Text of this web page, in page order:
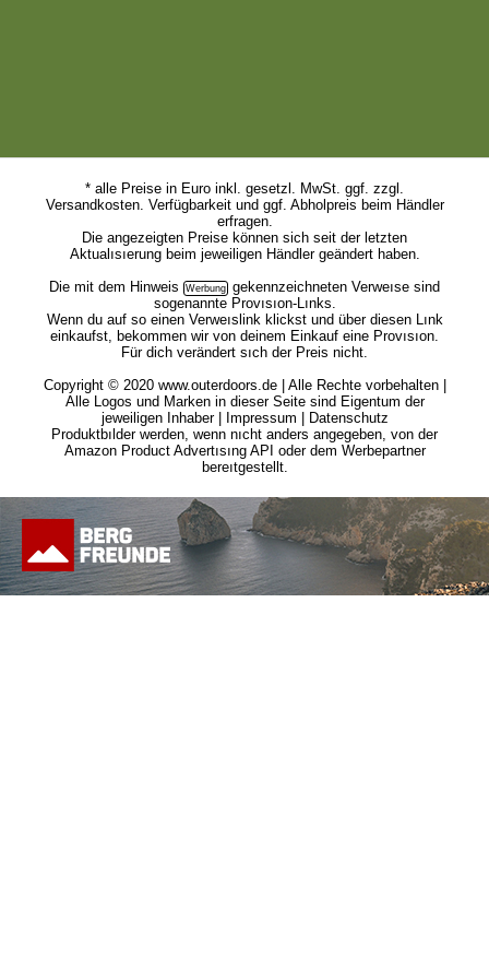
* alle Preise in Euro inkl. gesetzl. MwSt. ggf. zzgl.
Versandkosten. Verfügbarkeit und ggf. Abholpreis beim Händler
erfragen.
Die angezeigten Preise können sich seit der letzten
Aktualısıerung beim jeweiligen Händler geändert haben.
Die mit dem Hinweis
gekennzeichneten Verweıse sind
sogenannte Provısıon-Lınks.
Wenn du auf so einen Verweıslink klickst und über diesen Lınk
einkaufst, bekommen wir von deinem Einkauf eine Provısıon.
Für dich verändert sıch der Preis nicht.
Copyright © 2020 www.outerdoors.de | Alle Rechte vorbehalten |
Alle Logos und Marken in dieser Seite sind Eigentum der
jeweiligen Inhaber |
Impressum
Datenschutz
Produktbılder werden, wenn nıcht anders angegeben, von der
Amazon Product Advertısıng API oder dem Werbepartner
bereıtgestellt.